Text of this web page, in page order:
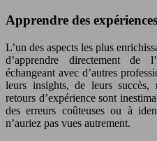
Apprendre des
L’un des aspects les plus
d’apprendre directement de
échangeant avec d’autres
leurs insights, de leurs succès,
retours d’expérience sont
des erreurs coûteuses ou à
n’auriez pas vues autrement.